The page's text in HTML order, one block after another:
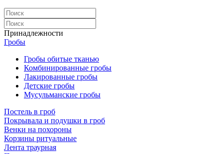
Принадлежности
Гробы
Гробы обитые тканью
Комбинированные гробы
Лакированные гробы
Детские гробы
Мусульманские гробы
Постель в гроб
Покрывала и подушки в гроб
Венки на похороны
Корзины ритуальные
Лента траурная